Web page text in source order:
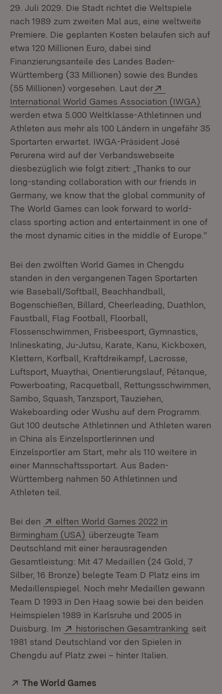
29. Juli 2029. Die Stadt richtet die Weltspiele
nach 1989 zum zweiten Mal aus, eine weltweite
Premiere. Die geplanten Kosten belaufen sich auf
etwa 120 Millionen Euro, dabei sind
Finanzierungsanteile des Landes Baden-
Württemberg (33 Millionen) sowie des Bundes
(55 Millionen) vorgesehen. Laut der
International World Games Association (IWGA)
werden etwa 5.000 Weltklasse-Athletinnen und
Athleten aus mehr als 100 Ländern in ungefähr 35
Sportarten erwartet. IWGA-Präsident José
Perurena wird auf der Verbandswebseite
diesbezüglich wie folgt zitiert: „Thanks to our
long-standing collaboration with our friends in
Germany, we know that the global community of
The World Games can look forward to world-
class sporting action and entertainment in one of
the most dynamic cities in the middle of Europe.“
Bei den zwölften World Games in Chengdu
standen in den vergangenen Tagen Sportarten
wie Baseball/Softball, Beachhandball,
Bogenschießen, Billard, Cheerleading, Duathlon,
Faustball, Flag Football, Floorball,
Flossenschwimmen, Frisbeesport, Gymnastics,
Inlineskating, Ju-Jutsu, Karate, Kanu, Kickboxen,
Klettern, Korfball, Kraftdreikampf, Lacrosse,
Luftsport, Muaythai, Orientierungslauf, Pétanque,
Powerboating, Racquetball, Rettungsschwimmen,
Sambo, Squash, Tanzsport, Tauziehen,
Wakeboarding oder Wushu auf dem Programm.
Gut 100 deutsche Athletinnen und Athleten waren
in China als Einzelsportlerinnen und
Einzelsportler am Start, mehr als 110 weitere in
einer Mannschaftssportart. Aus Baden-
Württemberg nahmen 50 Athletinnen und
Athleten teil.
Bei den Extern:
elften World Games 2022 in
Birmingham (USA) (Öffnet in neuem Fenster)
überzeugte Team
Deutschland mit einer herausragenden
Gesamtleistung: Mit 47 Medaillen (24 Gold, 7
Silber, 16 Bronze) belegte Team D Platz eins im
Medaillenspiegel. Noch mehr Medaillen gewann
Team D 1993 in Den Haag sowie bei den beiden
Heimspielen 1989 in Karlsruhe und 2005 in
Duisburg. Im
Extern:
historischen Gesamtranking (Öffnet
seit
1981 stand Deutschland vor den Spielen in
Chengdu auf Platz zwei – hinter Italien.
Extern:
The World Games